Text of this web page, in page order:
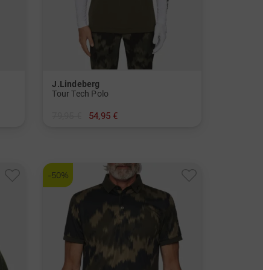
J.Lindeberg
Tour Tech Polo
54,95 €
-50%